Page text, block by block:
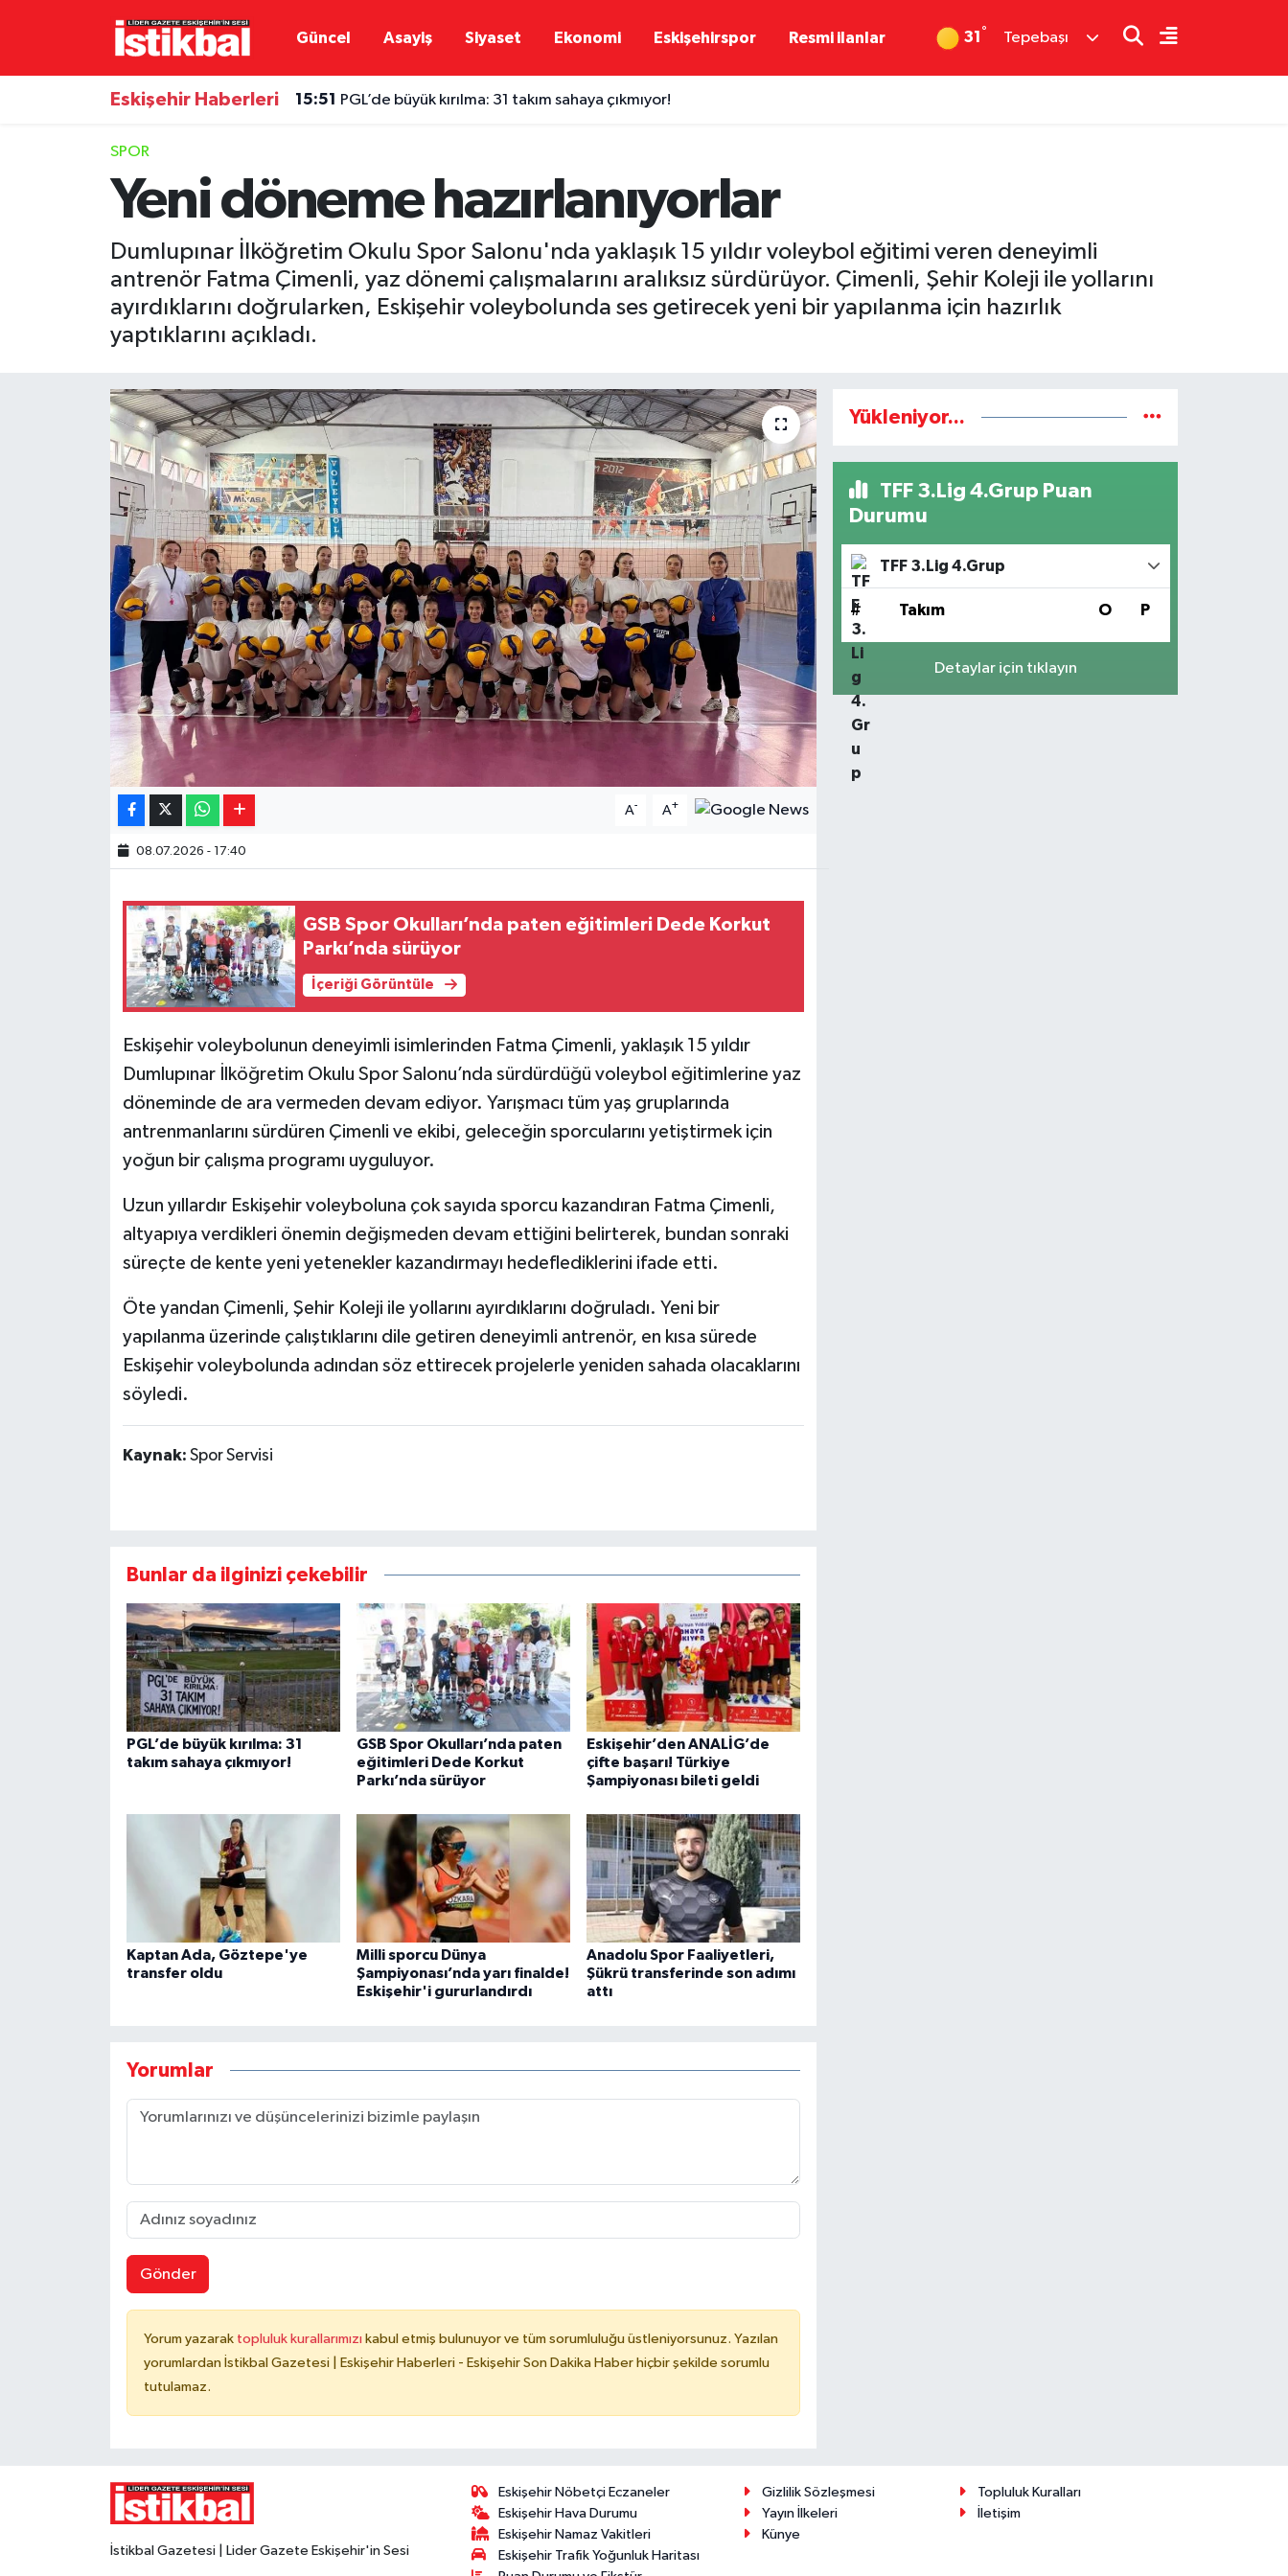
Güncel Asayiş Siyaset Ekonomi Eskişehirspor Resmi ilanlar 31 ° Tepebaşı
Eskişehir Haberleri 15:51 PGL’de büyük kırılma: 31 takım sahaya çıkmıyor!
SPOR
Yeni döneme hazırlanıyorlar
Dumlupınar İlköğretim Okulu Spor Salonu'nda yaklaşık 15 yıldır voleybol eğitimi veren deneyimli
antrenör Fatma Çimenli, yaz dönemi çalışmalarını aralıksız sürdürüyor. Çimenli, Şehir Koleji ile yollarını
ayırdıklarını doğrularken, Eskişehir voleybolunda ses getirecek yeni bir yapılanma için hazırlık
yaptıklarını açıkladı.
A- A+
08.07.2026 - 17:40
GSB Spor Okulları’nda paten eğitimleri Dede Korkut
Parkı’nda sürüyor
İçeriği Görüntüle
Eskişehir voleybolunun deneyimli isimlerinden Fatma Çimenli, yaklaşık 15 yıldır
Dumlupınar İlköğretim Okulu Spor Salonu’nda sürdürdüğü voleybol eğitimlerine yaz
döneminde de ara vermeden devam ediyor. Yarışmacı tüm yaş gruplarında
antrenmanlarını sürdüren Çimenli ve ekibi, geleceğin sporcularını yetiştirmek için
yoğun bir çalışma programı uyguluyor.
Uzun yıllardır Eskişehir voleyboluna çok sayıda sporcu kazandıran Fatma Çimenli,
altyapıya verdikleri önemin değişmeden devam ettiğini belirterek, bundan sonraki
süreçte de kente yeni yetenekler kazandırmayı hedeflediklerini ifade etti.
Öte yandan Çimenli, Şehir Koleji ile yollarını ayırdıklarını doğruladı. Yeni bir
yapılanma üzerinde çalıştıklarını dile getiren deneyimli antrenör, en kısa sürede
Eskişehir voleybolunda adından söz ettirecek projelerle yeniden sahada olacaklarını
söyledi.
Kaynak: Spor Servisi
Bunlar da ilginizi çekebilir
PGL’de büyük kırılma: 31
takım sahaya çıkmıyor!
GSB Spor Okulları’nda paten
eğitimleri Dede Korkut
Parkı’nda sürüyor
Eskişehir’den ANALİG’de
çifte başarı! Türkiye
Şampiyonası bileti geldi
Kaptan Ada, Göztepe'ye
transfer oldu
Milli sporcu Dünya
Şampiyonası’nda yarı finalde!
Eskişehir'i gururlandırdı
Anadolu Spor Faaliyetleri,
Şükrü transferinde son adımı
attı
Yorumlar
Gönder
Yorum yazarak topluluk kurallarımızı kabul etmiş bulunuyor ve tüm sorumluluğu üstleniyorsunuz. Yazılan
yorumlardan İstikbal Gazetesi | Eskişehir Haberleri - Eskişehir Son Dakika Haber hiçbir şekilde sorumlu
tutulamaz.
Yükleniyor...
TFF 3.Lig 4.Grup Puan
Durumu
TFF 3.Lig 4.Grup
# Takım O P
Detaylar için tıklayın
İstikbal Gazetesi | Lider Gazete Eskişehir'in Sesi
Eskişehir Nöbetçi Eczaneler
Eskişehir Hava Durumu
Eskişehir Namaz Vakitleri
Eskişehir Trafik Yoğunluk Haritası
Gizlilik Sözleşmesi
Topluluk Kuralları
Yayın İlkeleri
İletişim
Künye
Eskişehirspor
Resmi ilanlar
Eskişehir Nöbetçi Eczaneler
Eskişehir Trafik Yoğunluk Haritası
TFF 3.Lig 4.Grup Puan Durumu ve Fikstür
Tüm Manşetler
Haber Arşivi